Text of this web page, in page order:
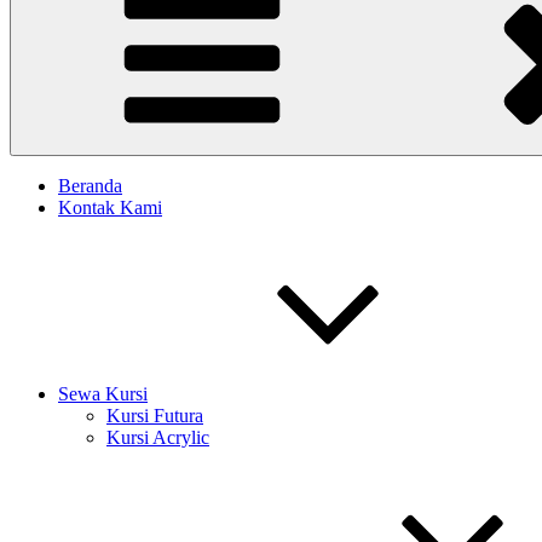
Beranda
Kontak Kami
Sewa Kursi
Kursi Futura
Kursi Acrylic